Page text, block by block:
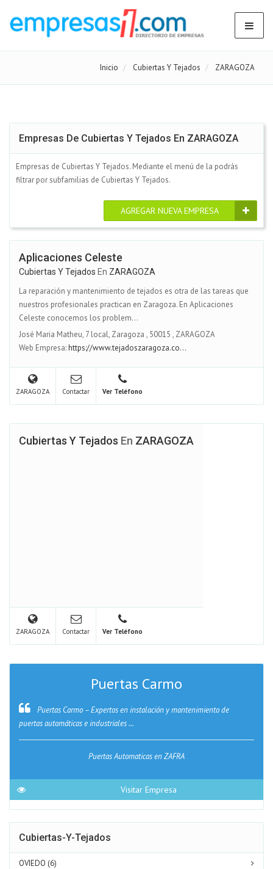
Inicio Cubiertas Y Tejados ZARAGOZA
Empresas De Cubiertas Y Tejados En ZARAGOZA
Empresas de Cubiertas Y Tejados. Mediante el menú de la podrás
filtrar por subfamilias de Cubiertas Y Tejados.
AGREGAR NUEVA EMPRESA
Aplicaciones Celeste
Cubiertas Y Tejados En ZARAGOZA
La reparación y mantenimiento de tejados es otra de las tareas que
nuestros profesionales practican en Zaragoza. En Aplicaciones
Celeste conocemos los problem...
José Maria Matheu, 7 local, Zaragoza , 50015 , ZARAGOZA
Web Empresa:https://www.tejadoszaragoza.co...
ZARAGOZA Contactar Ver Teléfono
Cubiertas Y Tejados En ZARAGOZA
ZARAGOZA Contactar Ver Teléfono
Puertas Carmo
Puertas Carmo – Expertos en instalación y mantenimiento de
puertas automáticas e industriales ...
Puertas Automaticas en ZAFRA
Visitar Empresa
Cubiertas-Y-Tejados
OVIEDO (6)